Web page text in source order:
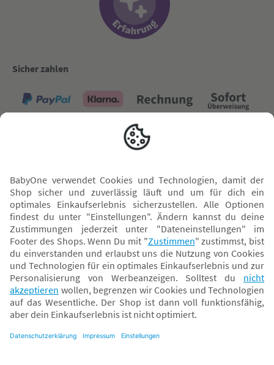
Sicher zahlen
* Alle Preise inkl. MwSt. und ggf. zzgl.Versandkosten. Der dargestellte Preis gilt -
abhängig von der von dir gewählten Option - im BabyOne-Onlineshop oder bei
Abholung in dem von dir gewählten BabyOne-Franchise-Betrieb. Der für den
Onlineshop geltende Preis stellt bei einem Verkauf durch unsere Franchise-
Nehmer eine unverbindliche Preisempfehlung dar. Der Verkaufspreis der
Franchise-Nehmer im Rahmen der Option „Reservieren und Abholen“ kann
Versandzeiten gelten nur bei Bezahlung mit einer der folgenden Zahlarten: